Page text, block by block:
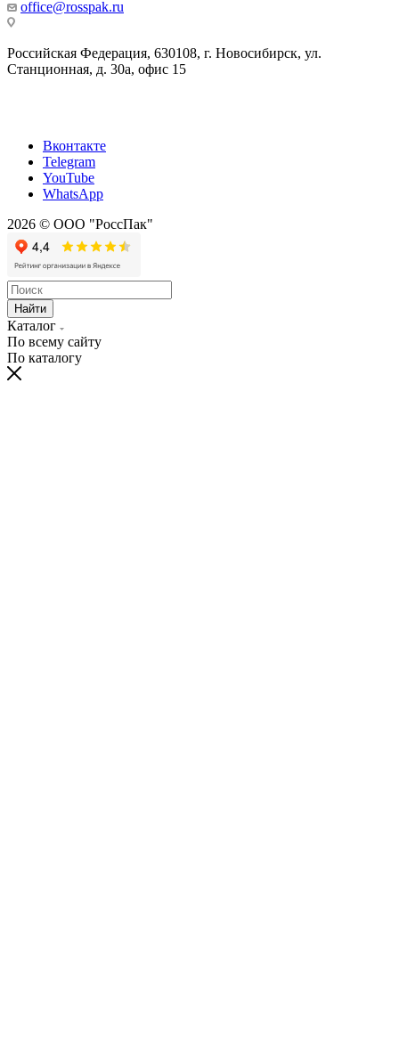
office@rosspak.ru
Российская Федерация, 630108, г. Новосибирск, ул.
Станционная, д. 30а, офис 15
Вконтакте
Telegram
YouTube
WhatsApp
2026 © ООО "РоссПак"
Найти
Каталог
По всему сайту
По каталогу